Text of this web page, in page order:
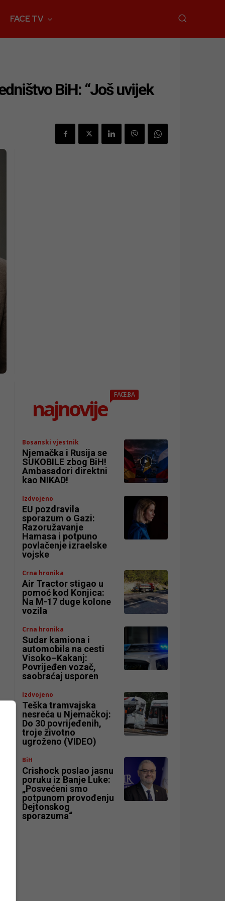
FACE TV
BiH: “Još uvijek
najnovije
FACE.BA
Bosanski vjestnik
Njemačka i Rusija se
SUKOBILE zbog BiH!
Ambasadori direktni
kao NIKAD!
Izdvojeno
EU pozdravila
sporazum o Gazi:
Razoružavanje
Hamasa i potpuno
povlačenje izraelske
vojske
Crna hronika
Air Tractor stigao u
pomoć kod Konjica:
Na M-17 duge kolone
vozila
Crna hronika
Sudar kamiona i
automobila na cesti
Visoko–Kakanj:
Povrijeđen vozač,
saobraćaj usporen
Izdvojeno
Teška tramvajska
nesreća u Njemačkoj:
Do 30 povrijeđenih,
troje životno
ugroženo (VIDEO)
BiH
Crishock poslao jasnu
poruku iz Banje Luke:
„Posvećeni smo
potpunom provođenju
Dejtonskog
sporazuma“